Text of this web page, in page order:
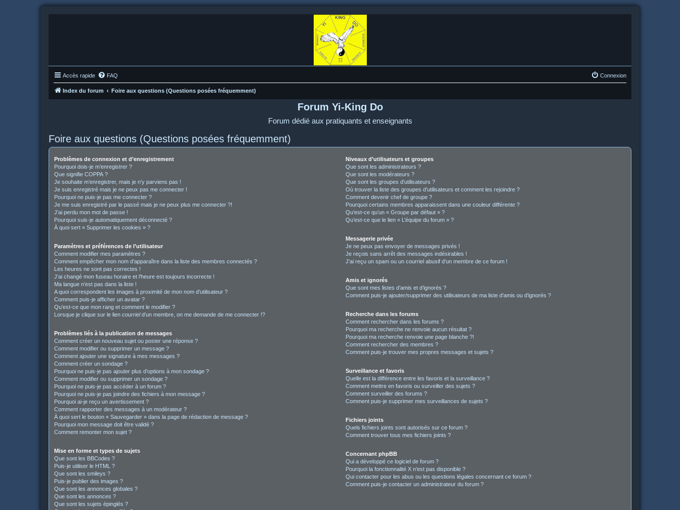
Accès rapide FAQ Connexion
Index du forum Foire aux questions (Questions posées fréquemment)
Forum Yi-King Do
Forum dédié aux pratiquants et enseignants
Foire aux questions (Questions posées fréquemment)
Problèmes de connexion et d’enregistrement
Pourquoi dois-je m’enregistrer ?
Que signifie COPPA ?
Je souhaite m’enregistrer, mais je n’y parviens pas !
Je suis enregistré mais je ne peux pas me connecter !
Pourquoi ne puis-je pas me connecter ?
Je me suis enregistré par le passé mais je ne peux plus me connecter ?!
J’ai perdu mon mot de passe !
Pourquoi suis-je automatiquement déconnecté ?
À quoi sert « Supprimer les cookies » ?
Paramètres et préférences de l’utilisateur
Comment modifier mes paramètres ?
Comment empêcher mon nom d’apparaître dans la liste des membres connectés ?
Les heures ne sont pas correctes !
J’ai changé mon fuseau horaire et l’heure est toujours incorrecte !
Ma langue n’est pas dans la liste !
A quoi correspondent les images à proximité de mon nom d’utilisateur ?
Comment puis-je afficher un avatar ?
Qu’est-ce que mon rang et comment le modifier ?
Lorsque je clique sur le lien courrield’un membre, on me demande de me connecter !?
Problèmes liés à la publication de messages
Comment créer un nouveau sujet ou poster une réponse ?
Comment modifier ou supprimer un message ?
Comment ajouter une signature à mes messages ?
Comment créer un sondage ?
Pourquoi ne puis-je pas ajouter plus d’options à mon sondage ?
Comment modifier ou supprimer un sondage ?
Pourquoi ne puis-je pas accéder à un forum ?
Pourquoi ne puis-je pas joindre des fichiers à mon message ?
Pourquoi ai-je reçu un avertissement ?
Comment rapporter des messages à un modérateur ?
À quoi sert le bouton « Sauvegarder » dans la page de rédaction de message ?
Pourquoi mon message doit être validé ?
Comment remonter mon sujet ?
Mise en forme et types de sujets
Que sont les BBCodes ?
Puis-je utiliser le HTML ?
Que sont les smileys ?
Puis-je publier des images ?
Que sont les annonces globales ?
Que sont les annonces ?
Que sont les sujets épinglés ?
Niveaux d’utilisateurs et groupes
Que sont les administrateurs ?
Que sont les modérateurs ?
Que sont les groupes d’utilisateurs ?
Où trouver la liste des groupes d’utilisateurs et comment les rejoindre ?
Comment devenir chef de groupe ?
Pourquoi certains membres apparaissent dans une couleur différente ?
Qu’est-ce qu’un « Groupe par défaut » ?
Qu’est-ce que le lien « L’équipe du forum » ?
Messagerie privée
Je ne peux pas envoyer de messages privés !
Je reçois sans arrêt des messages indésirables !
J’ai reçu un spam ou un courriel abusif d’un membre de ce forum !
Amis et ignorés
Que sont mes listes d’amis et d’ignorés ?
Comment puis-je ajouter/supprimer des utilisateurs de ma liste d’amis ou d’ignorés ?
Recherche dans les forums
Comment rechercher dans les forums ?
Pourquoi ma recherche ne renvoie aucun résultat ?
Pourquoi ma recherche renvoie une page blanche ?!
Comment rechercher des membres ?
Comment puis-je trouver mes propres messages et sujets ?
Surveillance et favoris
Quelle est la différence entre les favoris et la surveillance ?
Comment mettre en favoris ou surveiller des sujets ?
Comment surveiller des forums ?
Comment puis-je supprimer mes surveillances de sujets ?
Fichiers joints
Quels fichiers joints sont autorisés sur ce forum ?
Comment trouver tous mes fichiers joints ?
Concernant phpBB
Qui a développé ce logiciel de forum ?
Pourquoi la fonctionnalité X n’est pas disponible ?
Qui contacter pour les abus ou les questions légales concernant ce forum ?
Comment puis-je contacter un administrateur du forum ?